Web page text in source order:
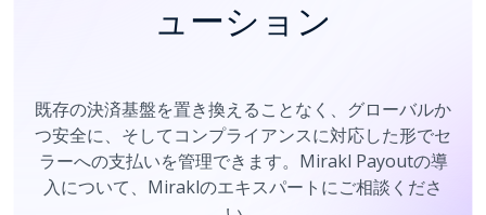
ューション
既存の決済基盤を置き換えることなく、グローバルか
つ安全に、そしてコンプライアンスに対応した形でセ
ラーへの支払いを管理できます。Mirakl Payoutの導
入について、Miraklのエキスパートにご相談くださ